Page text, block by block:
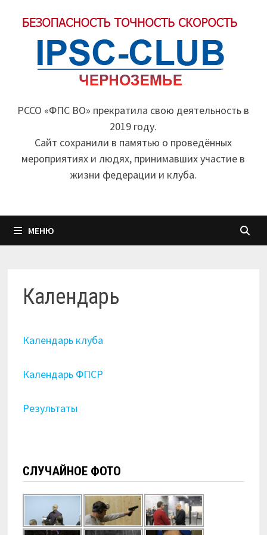
содержимому
РССО «ФПС ВО» прекратила свою деятельность в
2019 году.
Cайт сохранили в памятью о проведённых
мероприятиях и людях, принимавших участие в
жизни федерации и клуба.
МЕНЮ
Календарь
Календарь клуба
Календарь ФПСР
Результаты
СЛУЧАЙНОЕ ФОТО